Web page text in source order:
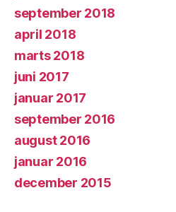
september 2018
april 2018
marts 2018
juni 2017
januar 2017
september 2016
august 2016
januar 2016
december 2015